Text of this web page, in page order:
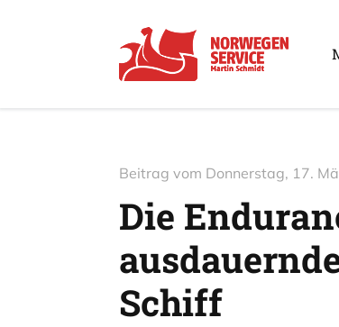
Beitrag vom Donnerstag, 17.
Die
Schiff